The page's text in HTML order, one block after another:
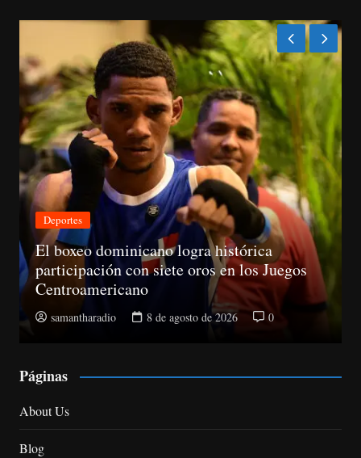
Nacionales
CNM avanza evaluación de siete jueces
la Suprema y abre plazo de objeciones
samantharadio 8 de agosto de 2026
Páginas
About Us
Blog